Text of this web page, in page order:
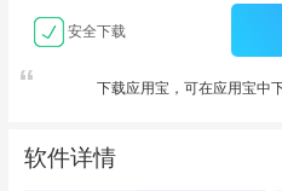
安全下载
下载应用宝，可在应用宝中
软件详情